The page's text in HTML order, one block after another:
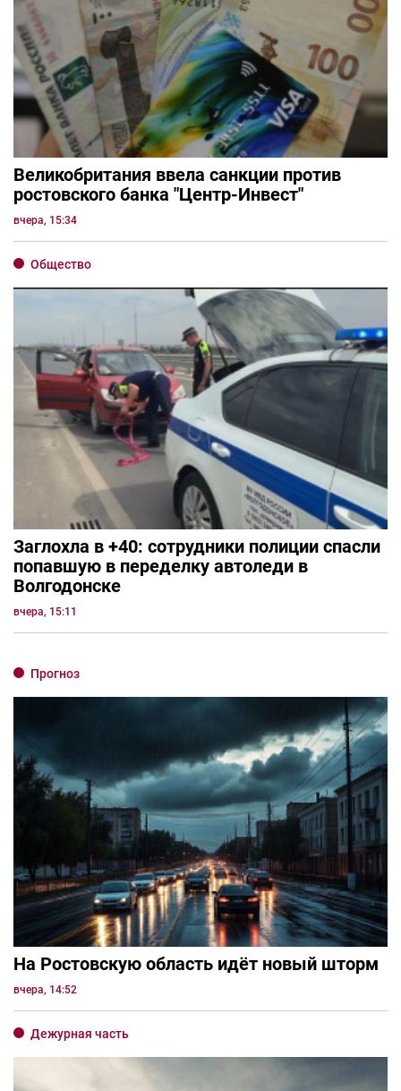
Великобритания ввела санкции против
ростовского банка "Центр-Инвест"
вчера, 15:34
Общество
Заглохла в +40: сотрудники полиции спасли
попавшую в переделку автоледи в
Волгодонске
вчера, 15:11
Прогноз
На Ростовскую область идёт новый шторм
вчера, 14:52
Дежурная часть